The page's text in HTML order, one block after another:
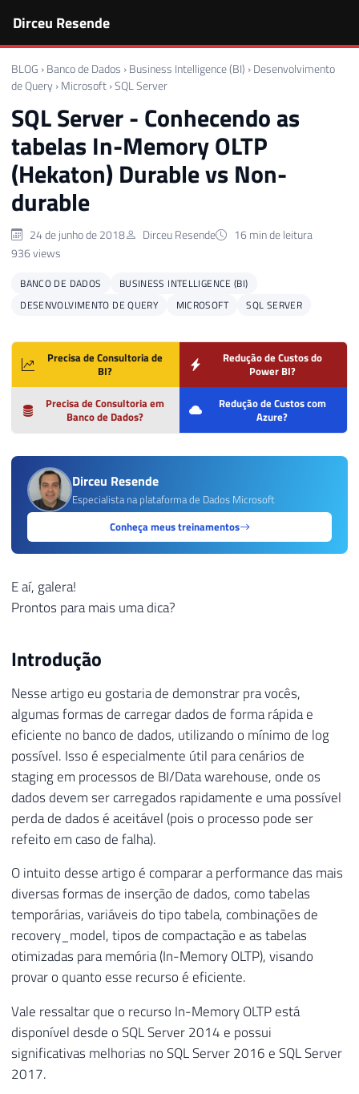
Dirceu Resende
BLOG › Banco de Dados › Business Intelligence (BI) › Desenvolvimento
de Query › Microsoft ›SQL Server
SQL Server - Conhecendo as
tabelas In-Memory OLTP
(Hekaton) Durable vs Non-
durable
24 de junho de 2018 Dirceu Resende
16 min de leitura
936 views
BANCO DE DADOS
BUSINESS INTELLIGENCE (BI)
DESENVOLVIMENTO DE QUERY
MICROSOFT SQL SERVER
Precisa de Consultoria de
BI?
Redução de Custos do
Power BI?
Precisa de Consultoria em
Banco de Dados?
Redução de Custos com
Azure?
Dirceu Resende
Especialista na plataforma de Dados Microsoft
Conheça meus treinamentos
E aí, galera!
Prontos para mais uma dica?
Introdução
Nesse artigo eu gostaria de demonstrar pra vocês,
algumas formas de carregar dados de forma rápida e
eficiente no banco de dados, utilizando o mínimo de log
possível. Isso é especialmente útil para cenários de
staging em processos de BI/Data warehouse, onde os
dados devem ser carregados rapidamente e uma possível
perda de dados é aceitável (pois o processo pode ser
refeito em caso de falha).
O intuito desse artigo é comparar a performance das mais
diversas formas de inserção de dados, como tabelas
temporárias, variáveis do tipo tabela, combinações de
recovery_model, tipos de compactação e as tabelas
otimizadas para memória (In-Memory OLTP), visando
provar o quanto esse recurso é eficiente.
Vale ressaltar que o recurso In-Memory OLTP está
disponível desde o SQL Server 2014 e possui
significativas melhorias no SQL Server 2016 e SQL Server
2017.